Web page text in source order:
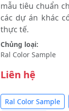
mẫu tiêu chuẩn
các dự án khác
thực tế.
Chủng loại:
Ral Color Sample
Liên hệ
Ral Color Sample